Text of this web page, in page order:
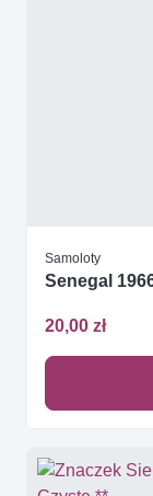
Samoloty
Senegal
20,00 zł